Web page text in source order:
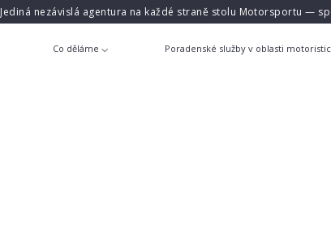
Jediná nezávislá agentura na každé straně stolu Motorsportu —
Co děláme Poradenské služby v oblasti